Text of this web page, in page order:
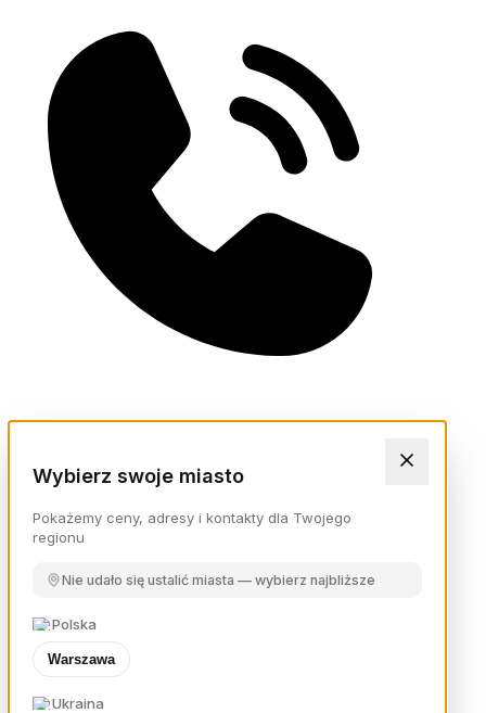
Wybierz swoje miasto
Pokażemy ceny, adresy i kontakty dla Twojego
regionu
Nie udało się ustalić miasta — wybierz najbliższe
Polska
Warszawa
Ukraina